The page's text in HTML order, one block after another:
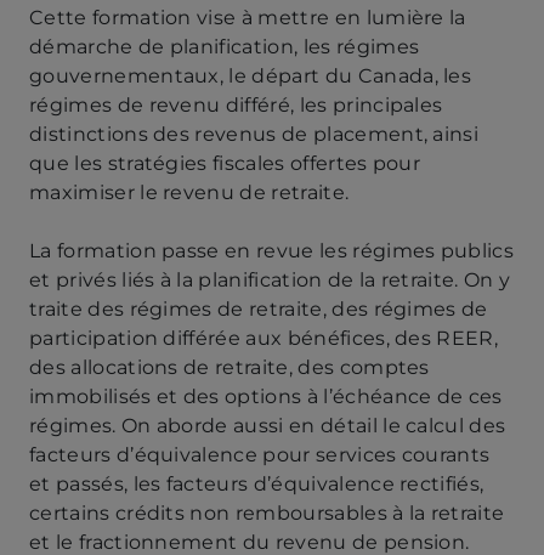
Cette formation vise à mettre en lumière la
démarche de planification, les régimes
gouvernementaux, le départ du Canada, les
régimes de revenu différé, les principales
distinctions des revenus de placement, ainsi
que les stratégies fiscales offertes pour
maximiser le revenu de retraite.
La formation passe en revue les régimes publics
et privés liés à la planification de la retraite. On y
traite des régimes de retraite, des régimes de
participation différée aux bénéfices, des REER,
des allocations de retraite, des comptes
immobilisés et des options à l’échéance de ces
régimes. On aborde aussi en détail le calcul des
facteurs d’équivalence pour services courants
et passés, les facteurs d’équivalence rectifiés,
certains crédits non remboursables à la retraite
et le fractionnement du revenu de pension.